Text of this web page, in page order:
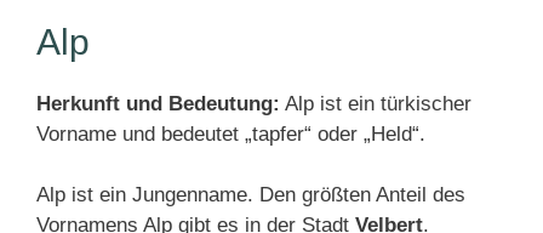
Alp
Herkunft und Bedeutung: Alp ist ein türkischer
Vorname und bedeutet „tapfer“ oder „Held“.
Alp ist ein Jungenname. Den größten Anteil des
Vornamens Alp gibt es in der Stadt Velbert.